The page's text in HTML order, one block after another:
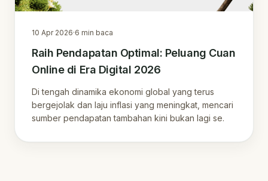
10 Apr 2026·6 min baca
Raih Pendapatan Optimal: Peluang Cuan
Online di Era Digital 2026
Di tengah dinamika ekonomi global yang terus
bergejolak dan laju inflasi yang meningkat, mencari
sumber pendapatan tambahan kini bukan lagi se.